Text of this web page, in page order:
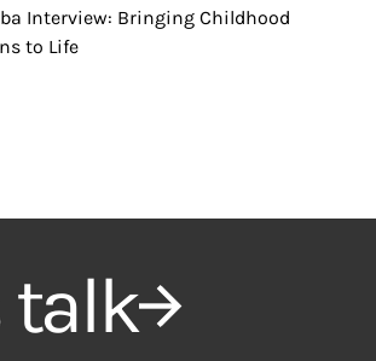
Interview: Bringing Childhood
to Life
talk